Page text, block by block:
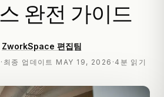
완전 가이드
ZworkSpace 편집팀
· 최종 업데이트 MAY 19, 2026 · 4분 읽기